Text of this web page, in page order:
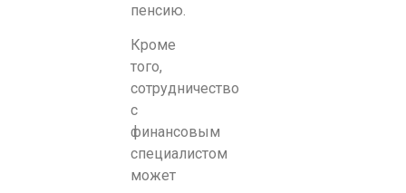
пенсию.
Кроме
того,
сотрудничество
с
финансовым
специалистом
может